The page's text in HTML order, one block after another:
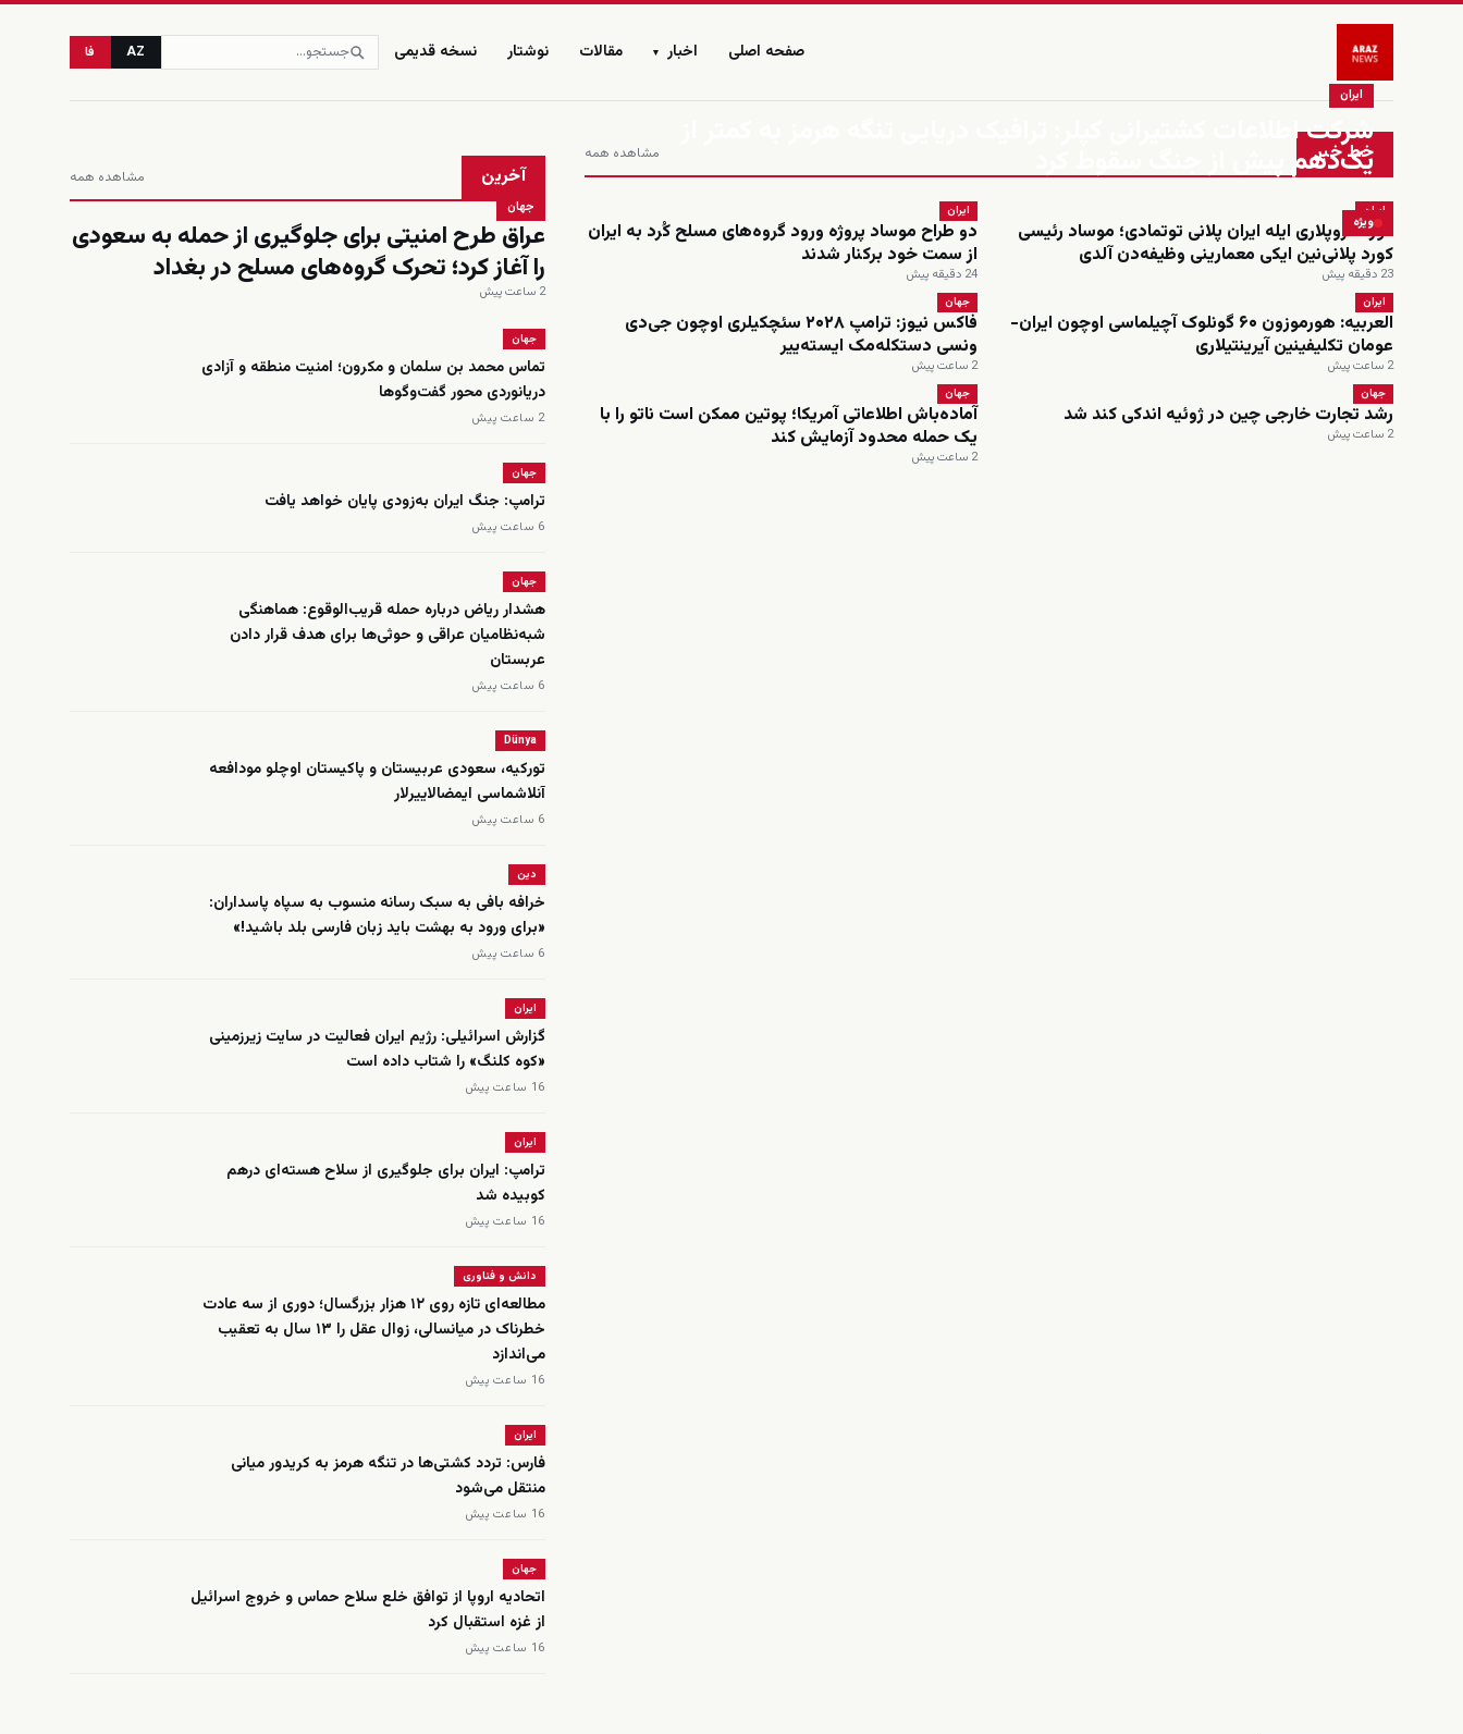
صفحه اصلی اخبار ▾ مقالات نوشتار نسخه قدیمی AZ فا
زنده خط خبر مشاهده همه
ویژه
ایران
شرکت اطلاعات کشتیرانی کپلر: ترافیک دریایی تنگه هرمز به کمتر از
یک‌دهم پیش از جنگ سقوط کرد
ایران
کورد قروپلاری ایله ایران پلانی توتمادی؛ موساد رئیسی
کورد پلانی‌نین ایکی معمارینی وظیفه‌دن آلدی
23 دقیقه پیش
ایران
دو طراح موساد پروژه ورود گروه‌های مسلح کُرد به ایران
از سمت خود برکنار شدند
24 دقیقه پیش
ایران
العربیه: هورموزون ۶۰ گونلوک آچیلماسی اوچون ایران-
عومان تکلیفینین آیرینتیلاری
2 ساعت پیش
جهان
فاکس نیوز: ترامپ ۲۰۲۸ سئچکیلری اوچون جی‌دی
ونسی دستکله‌مک ایسته‌ییر
2 ساعت پیش
جهان
رشد تجارت خارجی چین در ژوئیه اندکی کند شد
2 ساعت پیش
جهان
آماده‌باش اطلاعاتی آمریکا؛ پوتین ممکن است ناتو را با
یک حمله محدود آزمایش کند
2 ساعت پیش
آخرین مشاهده همه
جهان
عراق طرح امنیتی برای جلوگیری از حمله به سعودی
را آغاز کرد؛ تحرک گروه‌های مسلح در بغداد
2 ساعت پیش
جهان
تماس محمد بن سلمان و مکرون؛ امنیت منطقه و آزادی
دریانوردی محور گفت‌وگوها
2 ساعت پیش
جهان
ترامپ: جنگ ایران به‌زودی پایان خواهد یافت
6 ساعت پیش
جهان
هشدار ریاض درباره حمله قریب‌الوقوع: هماهنگی
شبه‌نظامیان عراقی و حوثی‌ها برای هدف قرار دادن
عربستان
6 ساعت پیش
Dünya
تورکیه، سعودی عربیستان و پاکیستان اوچلو مودافعه
‌آنلاشماسی ایمضالاییرلار
6 ساعت پیش
دین
خرافه بافی به سبک رسانه منسوب به سپاه پاسداران:
«برای ورود به بهشت باید زبان فارسی بلد باشید!»
6 ساعت پیش
ایران
گزارش اسرائیلی: رژیم ایران فعالیت در سایت زیرزمینی
«کوه کلنگ» را شتاب داده است
16 ساعت پیش
ایران
ترامپ: ایران برای جلوگیری از سلاح هسته‌ای درهم
کوبیده شد
16 ساعت پیش
دانش و فناوری
مطالعه‌ای تازه روی ۱۲ هزار بزرگسال؛ دوری از سه عادت
خطرناک در میانسالی، زوال عقل را ۱۳ سال به تعقیب
می‌اندازد
16 ساعت پیش
ایران
فارس: تردد کشتی‌ها در تنگه هرمز به کریدور میانی
منتقل می‌شود
16 ساعت پیش
جهان
اتحادیه اروپا از توافق خلع سلاح حماس و خروج اسرائیل
از غزه استقبال کرد
16 ساعت پیش